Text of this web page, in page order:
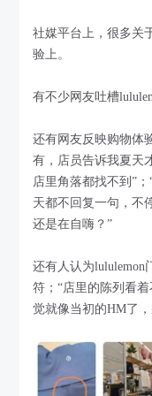
社媒平台上，很多关
验上。
有不少网友吐槽
还有网友反映购物体
有，店员告诉我夏天
店里角落都找不到”
天都不回复一句，不
还是在自嗨？”
还有人认为lululemon
符；“店里的陈列看
觉就像当初的HM了，